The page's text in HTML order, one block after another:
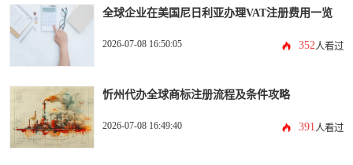
全球企业在美国尼日利亚办理VAT注册费用一览
2026-07-08 16:50:05 352人看过
忻州代办全球商标注册流程及条件攻略
2026-07-08 16:49:40 391人看过